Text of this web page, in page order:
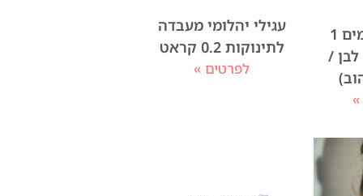
עגילי יהלומים 1
/
»
עגילי יהלומי מעבדה
לתינוקות 0.2 קראט
לפרטים »